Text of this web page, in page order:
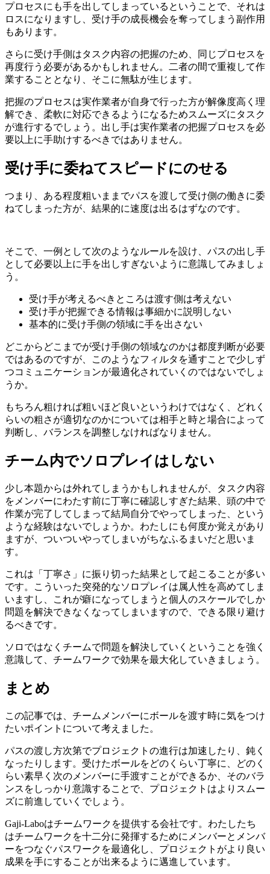
プロセスにも手を出してしまっているということで、それは
ロスになりますし、受け手の成長機会を奪ってしまう副作用
もあります。
さらに受け手側はタスク内容の把握のため、同じプロセスを
再度行う必要があるかもしれません。二者の間で重複して作
業することとなり、そこに無駄が生じます。
把握のプロセスは実作業者が自身で行った方が解像度高く理
解でき、柔軟に対応できるようになるためスムーズにタスク
が進行するでしょう。出し手は実作業者の把握プロセスを必
要以上に手助けするべきではありません。
受け手に委ねてスピードにのせる
つまり、ある程度粗いままでパスを渡して受け側の働きに委
ねてしまった方が、結果的に速度は出るはずなのです。
そこで、一例として次のようなルールを設け、パスの出し手
として必要以上に手を出しすぎないように意識してみましょ
う。
受け手が考えるべきところは渡す側は考えない
受け手が把握できる情報は事細かに説明しない
基本的に受け手側の領域に手を出さない
どこからどこまでが受け手側の領域なのかは都度判断が必要
ではあるのですが、このようなフィルタを通すことで少しず
つコミュニケーションが最適化されていくのではないでしょ
うか。
もちろん粗ければ粗いほど良いというわけではなく、どれく
らいの粗さが適切なのかについては相手と時と場合によって
判断し、バランスを調整しなければなりません。
チーム内でソロプレイはしない
少し本題からは外れてしまうかもしれませんが、タスク内容
をメンバーにわたす前に丁寧に確認しすぎた結果、頭の中で
作業が完了してしまって結局自分でやってしまった、という
ような経験はないでしょうか。わたしにも何度か覚えがあり
ますが、ついついやってしまいがちなふるまいだと思いま
す。
これは「丁寧さ」に振り切った結果として起こることが多い
です。こういった突発的なソロプレイは属人性を高めてしま
いますし、これが癖になってしまうと個人のスケールでしか
問題を解決できなくなってしまいますので、できる限り避け
るべきです。
ソロではなくチームで問題を解決していくということを強く
意識して、チームワークで効果を最大化していきましょう。
まとめ
この記事では、チームメンバーにボールを渡す時に気をつけ
たいポイントについて考えました。
パスの渡し方次第でプロジェクトの進行は加速したり、鈍く
なったりします。受けたボールをどのくらい丁寧に、どのく
らい素早く次のメンバーに手渡すことができるか、そのバラ
ンスをしっかり意識することで、プロジェクトはよりスムー
ズに前進していくでしょう。
Gaji-Laboはチームワークを提供する会社です。わたしたち
はチームワークを十二分に発揮するためにメンバーとメンバ
ーをつなぐパスワークを最適化し、プロジェクトがより良い
成果を手にすることが出来るように邁進しています。